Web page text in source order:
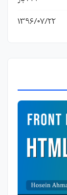
1396/07/22